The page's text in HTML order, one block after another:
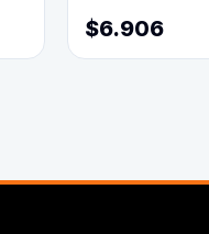
$6.906